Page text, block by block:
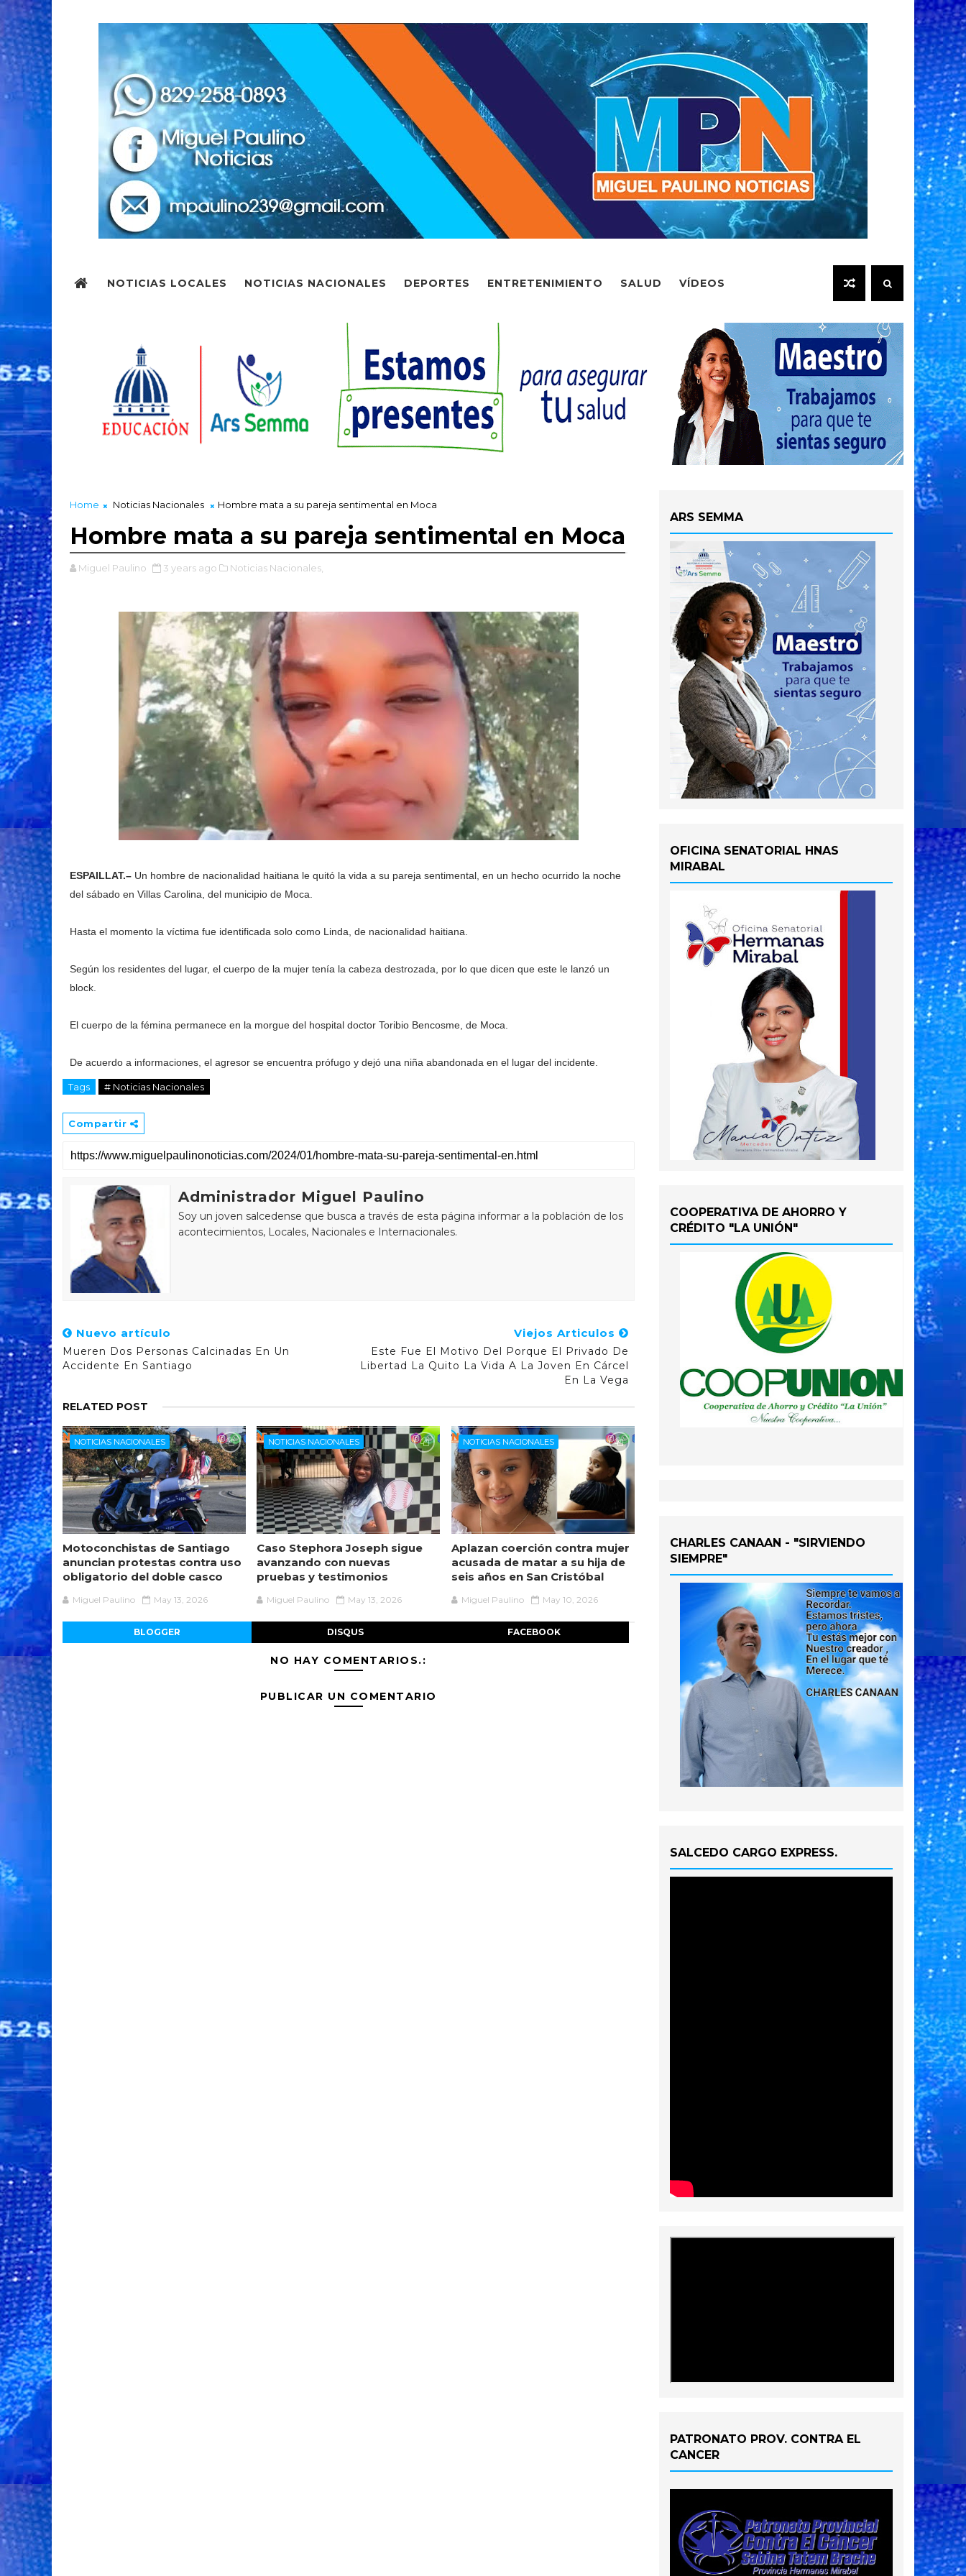
NOTICIAS LOCALES NOTICIAS NACIONALES DEPORTES ENTRETENIMIENTO SALUD VÍDEOS
Home Noticias Nacionales Hombre mata a su pareja sentimental en Moca
Hombre mata a su pareja sentimental en Moca
Miguel Paulino 3 years ago Noticias Nacionales,
ESPAILLAT.– Un hombre de nacionalidad haitiana le quitó la vida a su pareja sentimental, en un hecho ocurrido la noche
del sábado en Villas Carolina, del municipio de Moca.
Hasta el momento la víctima fue identificada solo como Linda, de nacionalidad haitiana.
Según los residentes del lugar, el cuerpo de la mujer tenía la cabeza destrozada, por lo que dicen que este le lanzó un
block.
El cuerpo de la fémina permanece en la morgue del hospital doctor Toribio Bencosme, de Moca.
De acuerdo a informaciones, el agresor se encuentra prófugo y dejó una niña abandonada en el lugar del incidente.
Tags # Noticias Nacionales
Compartir
Administrador Miguel Paulino
Soy un joven salcedense que busca a través de esta página informar a la población de los
acontecimientos, Locales, Nacionales e Internacionales.
Nuevo artículo
Mueren Dos Personas Calcinadas En Un
Accidente En Santiago
Viejos Articulos
Este Fue El Motivo Del Porque El Privado De
Libertad La Quito La Vida A La Joven En Cárcel
En La Vega
RELATED POST
NOTICIAS NACIONALES
Motoconchistas de Santiago
anuncian protestas contra uso
obligatorio del doble casco
Miguel Paulino May 13, 2026
NOTICIAS NACIONALES
Caso Stephora Joseph sigue
avanzando con nuevas
pruebas y testimonios
Miguel Paulino May 13, 2026
NOTICIAS NACIONALES
Aplazan coerción contra mujer
acusada de matar a su hija de
seis años en San Cristóbal
Miguel Paulino May 10, 2026
BLOGGER DISQUS FACEBOOK
NO HAY COMENTARIOS.:
PUBLICAR UN COMENTARIO
ARS SEMMA
OFICINA SENATORIAL HNAS
MIRABAL
COOPERATIVA DE AHORRO Y
CRÉDITO "LA UNIÓN"
CHARLES CANAAN - "SIRVIENDO
SIEMPRE"
SALCEDO CARGO EXPRESS.
PATRONATO PROV. CONTRA EL
CANCER